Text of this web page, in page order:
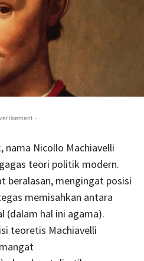
-
nama Nicollo Machiavelli
teori politik modern.
beralasan, mengingat posisi
memisahkan antara
(dalam hal ini agama).
teoretis Machiavelli